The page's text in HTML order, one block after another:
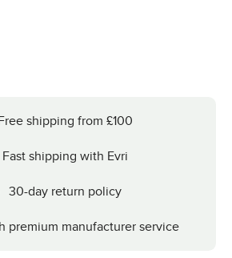
shipping from £100
Fast shipping with Evri
30-day return policy
premium manufacturer service